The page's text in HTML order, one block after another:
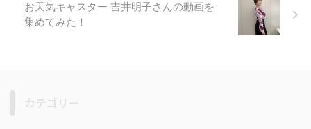
お天気キャスター 吉井明子さんの動画を
集めてみた！